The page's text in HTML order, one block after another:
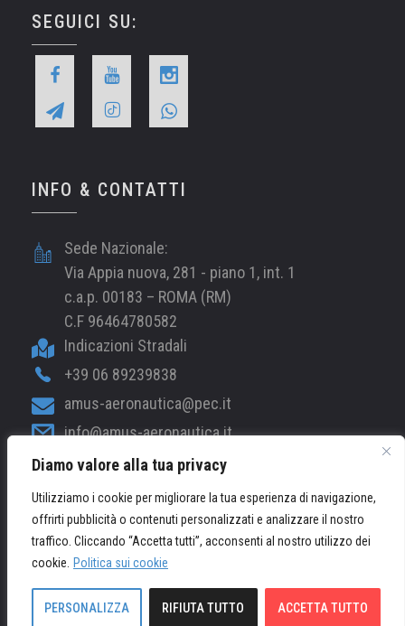
Diamo valore alla tua privacy
Utilizziamo i cookie per migliorare la tua esperienza di navigazione,
offrirti pubblicità o contenuti personalizzati e analizzare il nostro
traffico. Cliccando “Accetta tutti”, acconsenti al nostro utilizzo dei
cookie.
Politica sui cookie
PERSONALIZZA RIFIUTA TUTTO ACCETTA TUTTO
SEGUICI SU:
INFO & CONTATTI
Sede Nazionale:
Via Appia nuova, 281 - piano 1, int. 1
c.a.p. 00183 – ROMA (RM)
C.F 96464780582
Indicazioni Stradali
+39 06 89239838
amus-aeronautica@pec.it
info@amus-aeronautica.it
web@amus-aeronautica.it
© 2026 AMUS-Aeronautica.it - Tutti i Diritti Riservati /
Powered by
PRIVACY POLICY